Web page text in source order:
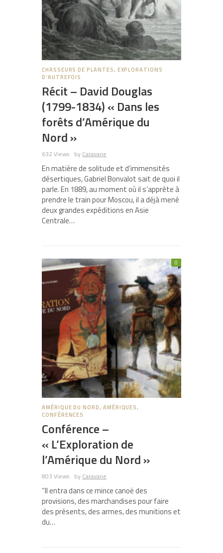
CHASSEURS DE PLANTES, EXPLORATIONS
D'AUTREFOIS
Récit – David Douglas
(1799-1834) « Dans les
forêts d’Amérique du
Nord »
632 Views by Caravane
En matière de solitude et d’immensités
désertiques, Gabriel Bonvalot sait de quoi il
parle. En 1889, au moment où il s’apprête à
prendre le train pour Moscou, il a déjà mené
deux grandes expéditions en Asie
Centrale…
AMÉRIQUE DU NORD, AMÉRIQUES,
CONFÉRENCES
Conférence –
« L’Exploration de
l’Amérique du Nord »
803 Views
0
by Caravane
“Il entra dans ce mince canoë des
provisions, des marchandises pour faire
des présents, des armes, des munitions et
du…